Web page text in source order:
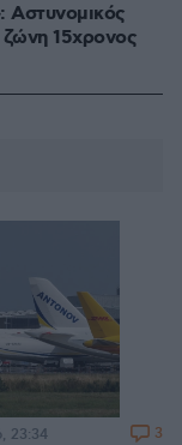
Αστυνομικός
15χρονος
23:34 3